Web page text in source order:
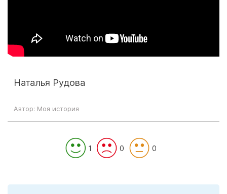
Наталья Рудова
Автор: Моя история
1 0 0